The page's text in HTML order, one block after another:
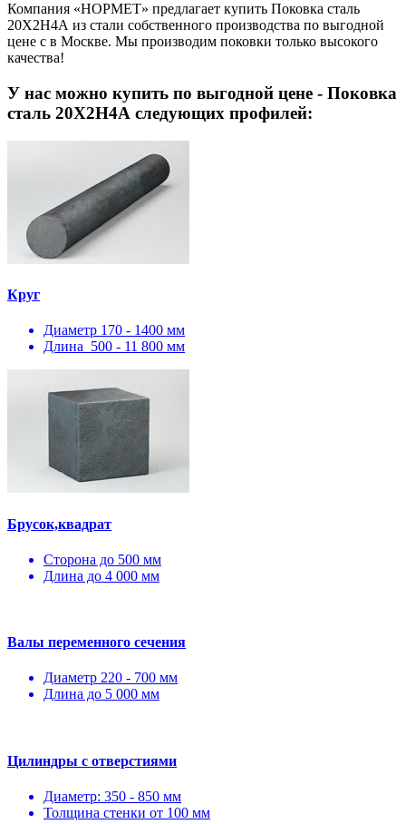
Компания «НОРМЕТ» предлагает купить Поковка сталь
20Х2Н4А из стали собственного производства по выгодной
цене с в Москве. Мы производим поковки только высокого
качества!
У нас можно купить по выгодной цене - Поковка
сталь 20Х2Н4А следующих профилей:
Круг
Диаметр 170 - 1400 мм
Длина 500 - 11 800 мм
Брусок,квадрат
Сторона до 500 мм
Длина до 4 000 мм
Валы переменного сечения
Диаметр 220 - 700 мм
Длина до 5 000 мм
Цилиндры с отверстиями
Диаметр: 350 - 850 мм
Толщина стенки от 100 мм